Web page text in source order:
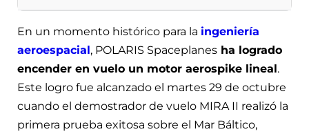
En un momento histórico para la ingeniería
aeroespacial, POLARIS Spaceplanes ha logrado
encender en vuelo un motor aerospike lineal.
Este logro fue alcanzado el martes 29 de octubre
cuando el demostrador de vuelo MIRA II realizó la
primera prueba exitosa sobre el Mar Báltico,